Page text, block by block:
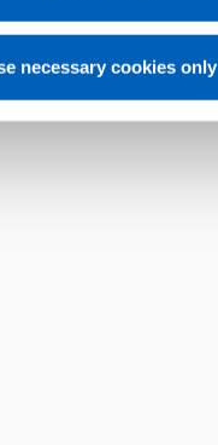
necessary cookies only